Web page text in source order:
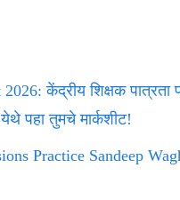
केंद्रीय शिक्षक पात्रता
पहा तुमचे मार्कशीट!
Practice Sandeep